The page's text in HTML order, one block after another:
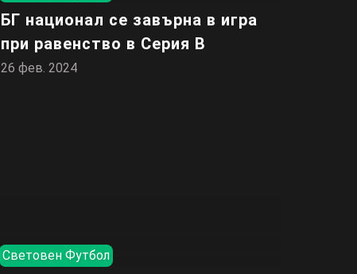
БГ национал се завърна в игра
при равенство в Серия В
26 фев. 2024
Световен Футбол